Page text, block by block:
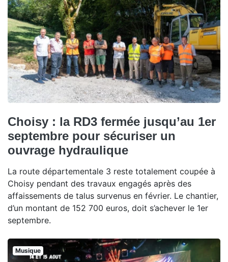
Choisy : la RD3 fermée jusqu’au 1er
septembre pour sécuriser un
ouvrage hydraulique
La route départementale 3 reste totalement coupée à
Choisy pendant des travaux engagés après des
affaissements de talus survenus en février. Le chantier,
d’un montant de 152 700 euros, doit s’achever le 1er
septembre.
Musique